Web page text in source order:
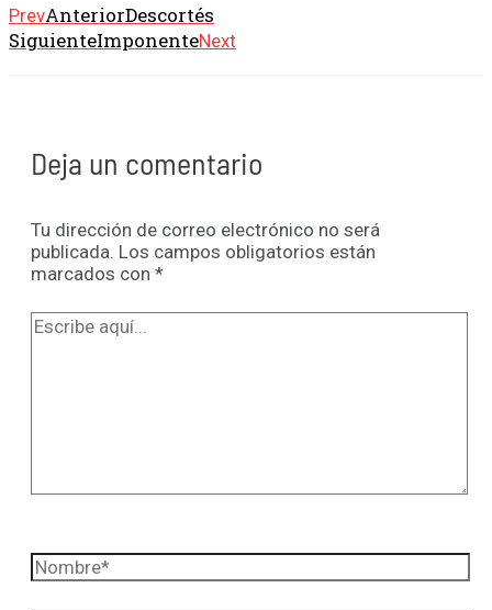
PrevAnteriorDescortés
SiguienteImponenteNext
Deja un comentario
Tu dirección de correo electrónico no será
publicada. Los campos obligatorios están
marcados con *
Escribe
Nombre*